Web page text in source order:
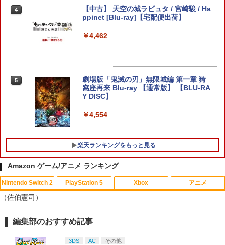
￥11,979
Switch2 保護フィルム スイッチ2 保護フ
貼り付け キット カバー Switch 2 本体
アクセサリー Nintendo Switch2 ケース
可 透明 ブルーライト カット 99％ FIRM
E
￥1,000
日本マイクロソフト 【Switch2】Minecr
ト]
￥4,250
4
【特典】STEINS;GATE RE:BOOT PS5
版(【早期購入同梱特典】「STEINS;GAT
5
【中古】EA SPORTS FC 26ソフト:プレ
イステーション5ソフト／スポーツ・ゲ
ーム
￥6,570
4
[Switch 2] ゼノブレイド ディフィニティ
ブ・エディション Nintendo Switch 2 E
dition アップグレードパス（ダウンロー
ド版）※800ポイントまでご利用可
5
NewスーパーマリオブラザーズWii ノコ
ノコエアホッケー
￥1,239
4
【中古】 天空の城ラピュタ / 宮崎駿 / Ha
ppinet [Blu-ray]【宅配便出荷】
￥4,462
5
劇場版「鬼滅の刃」無限城編 第一章 猗
窩座再来 Blu-ray 【通常版】 【BLU-RA
Y DISC】
￥4,554
楽天ランキングをもっと見る
Amazon ゲーム/アニメ ランキング
Nintendo Switch 2
1
スプラトゥーン レイダース|オンライン
PlayStation 5
1
PlayStation 5 デジタル・エディション
ese only (CFI-2200B01)
Xbox
1
【純正品】Xbox ワイヤレス コントロー
アニメ
1
劇場版「鬼滅の刃」無限城編 第一章 猗
（佐伯憲司）
編集部のおすすめ記事
3DS AC その他